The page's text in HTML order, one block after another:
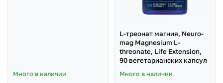
Много в наличии
L-треонат магния, Neuro-
mag Magnesium L-
threonate, Life Extension,
90 вегетарианских капсул
Много в наличии